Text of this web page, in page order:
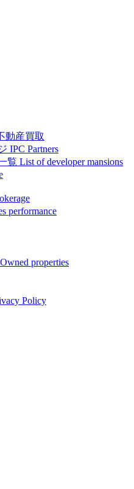
動産買取
IPC Partners
覧 List of developer mansions
performance
Owned properties
Policy